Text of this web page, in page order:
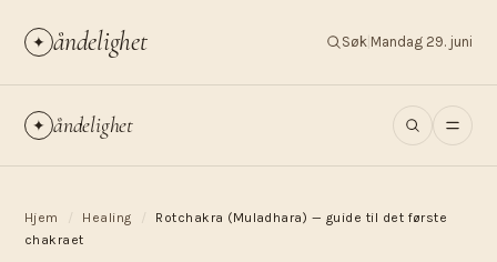
✦ åndelighet Søk Mandag 29. juni
✦ åndelighet
Hjem Healing
Rotchakra (Muladhara) — guide til det første
chakraet